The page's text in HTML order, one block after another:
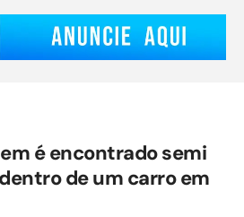
é encontrado semi
de um carro em